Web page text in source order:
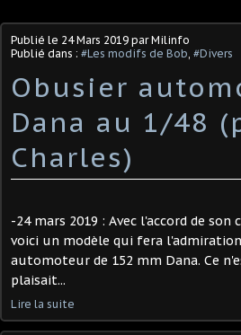
Publié le 24 Mars 2019 par Milinfo
Publié dans : #Les modifs de Bob, #Divers
Obusier
Dana au 1/48
Charles)
-24 mars 2019 : Avec l'accord de
voici un modèle qui fera
automoteur de 152 mm Dana. Ce
plaisait...
Lire la suite